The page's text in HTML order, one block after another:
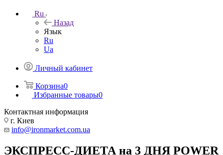
Ru
Назад
Язык
Ru
Ua
Личный кабинет
Корзина0
Избранные товары0
Контактная информация
г. Киев
info@ironmarket.com.ua
ЭКСПРЕСС-ДИЕТА на 3 ДНЯ POWER